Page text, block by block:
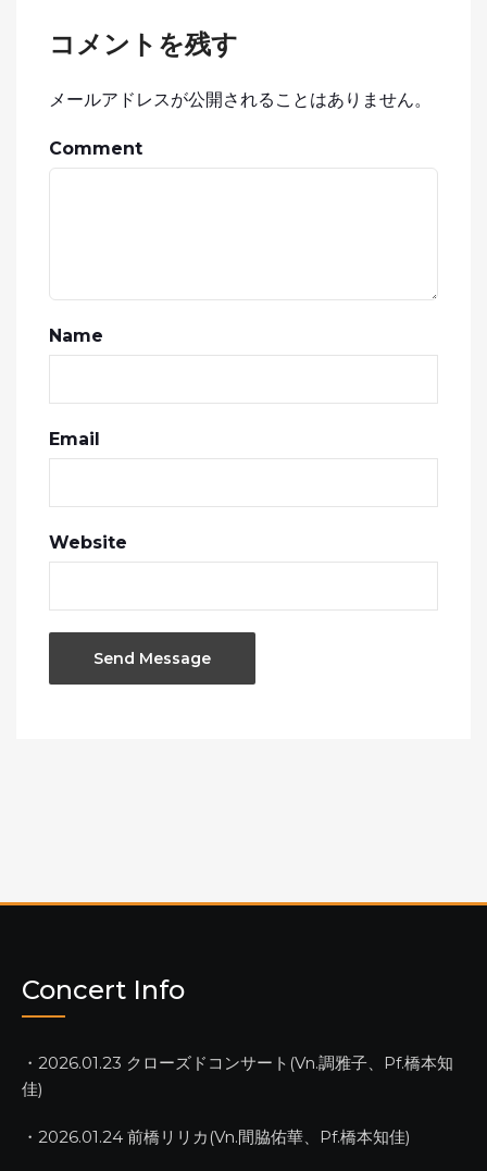
コメントを残す
メールアドレスが公開されることはありません。
Comment
Name
Email
Website
Concert Info
・2026.01.23 クローズドコンサート(Vn.調雅子、Pf.橋本知
佳)
・2026.01.24 前橋リリカ(Vn.間脇佑華、Pf.橋本知佳)